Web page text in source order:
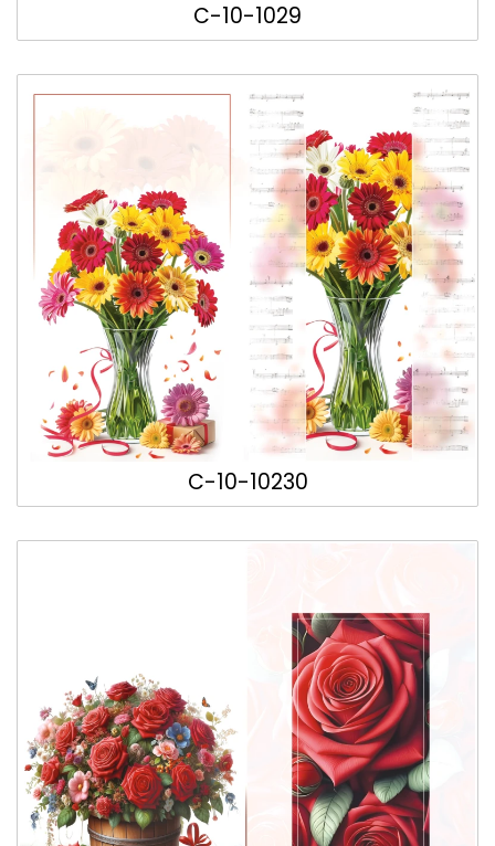
C-10-1029
C-10-10230